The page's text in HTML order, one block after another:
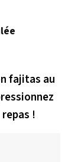
fajitas au
!